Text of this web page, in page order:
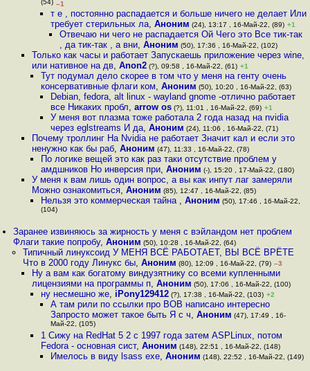
(54) –1
т е , постоянно распадается и больше ничего не делает Или
требует стерильных ла, Аноним (24), 13:17 , 16-Май-22, (89) +1
Отвечаю ни чего не распадается Ой Чего это Все тик-так
, да тик-так , а вни, Аноним (50), 17:36 , 16-Май-22, (102)
Только как часы и работает Запускаешь приложение через wine,
или нативное на дв, Anon2(?), 09:58 , 16-Май-22, (61) +1
Тут подумал дело скорее в том что у меня на генту очень
консервативные флаги ком,Аноним (50), 10:20 , 16-Май-22, (63)
Debian, fedora, alt linux - wayland gnome -отлично работает
все Никаких пробл, arrow os(?), 11:01 , 16-Май-22, (69) +1
У меня вот плазма тоже работала 2 года назад на nvidia
через eglstreams И да, Аноним (24), 11:06 , 16-Май-22, (71)
Почему троллинг На Nvidia не работает Значит кал и если это
ненужно как бы раб, Аноним (47), 11:33 , 16-Май-22, (78)
По логике вещей это как раз таки отсутствие проблем у
амдшников Но инверсия при,Аноним (-), 15:20 , 17-Май-22, (180)
У меня к вам лишь один вопрос, а вы как инпут лаг замеряли
Можно ознакомиться, Аноним (85), 12:47 , 16-Май-22, (85)
Нельзя это коммерческая тайна ,Аноним (50), 17:46 , 16-Май-22,
(104)
Заранее извиняюсь за жирность у меня с вэйландом нет проблем
Флаги такие попробу,Аноним (50), 10:28 , 16-Май-22, (64)
Типичный линуксоид У МЕНЯ ВСЁ РАБОТАЕТ, ВЫ ВСЁ ВРЁТЕ
Что в 2000 году Линукс бы, Аноним (80), 12:09 , 16-Май-22, (79) –3
Ну а вам как богатому виндузятнику со всеми купленными
лицензиями на программы п, Аноним (50), 17:06 , 16-Май-22, (100)
ну несмешно же, iPony129412 (?), 17:38 , 16-Май-22, (103) +2
А там рили по ссылки про ВОВ написано интересно
Запросто может такое быть Я с ч, Аноним (47), 17:49 , 16-
Май-22, (105)
1 Сижу на RedHat 5 2 с 1997 года затем ASPLinux, потом
Fedora - основная сист,Аноним (148), 22:51 , 16-Май-22, (148)
Имелось в виду lsass exe, Аноним (148), 22:52 , 16-Май-22, (149)